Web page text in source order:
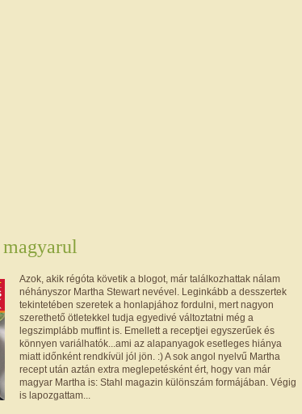
Azok, akik régóta követik a blogot, már találkozhattak nálam
néhányszor Martha Stewart nevével. Leginkább a desszertek
tekintetében szeretek a honlapjához fordulni, mert nagyon
szerethető ötletekkel tudja egyedivé változtatni még a
legszimplább muffint is. Emellett a receptjei egyszerűek és
könnyen variálhatók...ami az alapanyagok esetleges hiánya
miatt időnként rendkívül jól jön. :) A sok angol nyelvű Martha
recept után aztán extra meglepetésként ért, hogy van már
magyar Martha is: Stahl magazin különszám formájában. Végig
is lapozgattam...